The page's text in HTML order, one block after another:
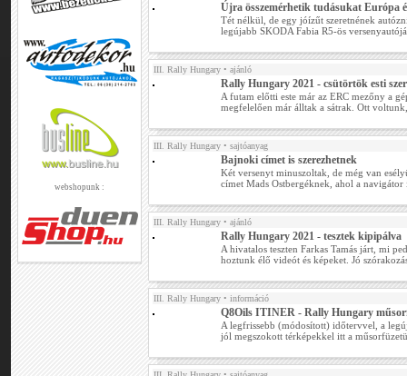
webshopunk :
Újra összemérhetik tudásukat Európa
Tét nélkül, de egy jóízűt szeretnének
legújabb SKODA Fabia R5-ös
III. Rally Hungary • ajánló
Rally Hungary 2021 - csütörtök esti
A futam előtti este már az ERC mezőny a
megfelelően már álltak a sátrak. Ott
III. Rally Hungary • sajtóanyag
Bajnoki címet is szerezhetnek
Két versenyt minuszoltak, de még van
címet Mads Ostbergéknek, ahol a
III. Rally Hungary • ajánló
Rally Hungary 2021 - tesztek kipipálva
A hivatalos teszten Farkas Tamás járt, mi
hoztunk élő videót és képeket. Jó
III. Rally Hungary • információ
Q8Oils ITINER - Rally Hungary
A legfrissebb (módosított) időtervvel, a
jól megszokott térképekkel itt a